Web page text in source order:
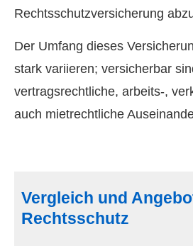
Rechts­schutz­ver­si­che­rung
Der Umfang dieses
stark variieren; versicherbar
vertragsrechtliche, arbeits-,
auch mietrechtliche
Vergleich und
Rechtsschutz